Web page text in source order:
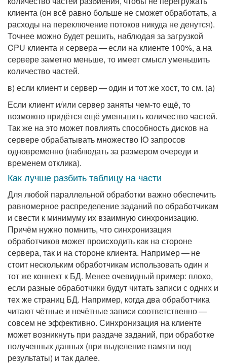
клиента (он всё равно больше не сможет обработать, а
расходы на переключение потоков никуда не денутся).
Точнее можно будет решить, наблюдая за загрузкой
CPU клиента и сервера — если на клиенте 100%, а на
сервере заметно меньше, то имеет смысл уменьшить
количество частей.
в) если клиент и сервер — один и тот же хост, то см. (а)
Если клиент и/или сервер заняты чем-то ещё, то
возможно придётся ещё уменьшить количество частей.
Так же на это может повлиять способность дисков на
сервере обрабатывать множество IO запросов
одновременно (наблюдать за размером очереди и
временем отклика).
Как лучше разбить таблицу на части
Для любой параллельной обработки важно обеспечить
равномерное распределение заданий по обработчикам
и свести к минимуму их взаимную синхронизацию.
Причём нужно помнить, что синхронизация
обработчиков может происходить как на стороне
сервера, так и на стороне клиента. Например — не
стоит нескольким обработчикам использовать один и
тот же коннект к БД. Менее очевидный пример: плохо,
если разные обработчики будут читать записи с одних и
тех же страниц БД. Например, когда два обработчика
читают чётные и нечётные записи соответственно —
совсем не эффективно. Синхронизация на клиенте
может возникнуть при раздаче заданий, при обработке
полученных данных (при выделение памяти под
результаты) и так далее.